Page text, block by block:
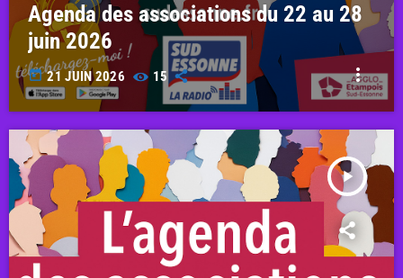
Agenda des associations du 22 au 28
juin 2026
today 21 JUIN 2026 15 more_vert
play_arrow